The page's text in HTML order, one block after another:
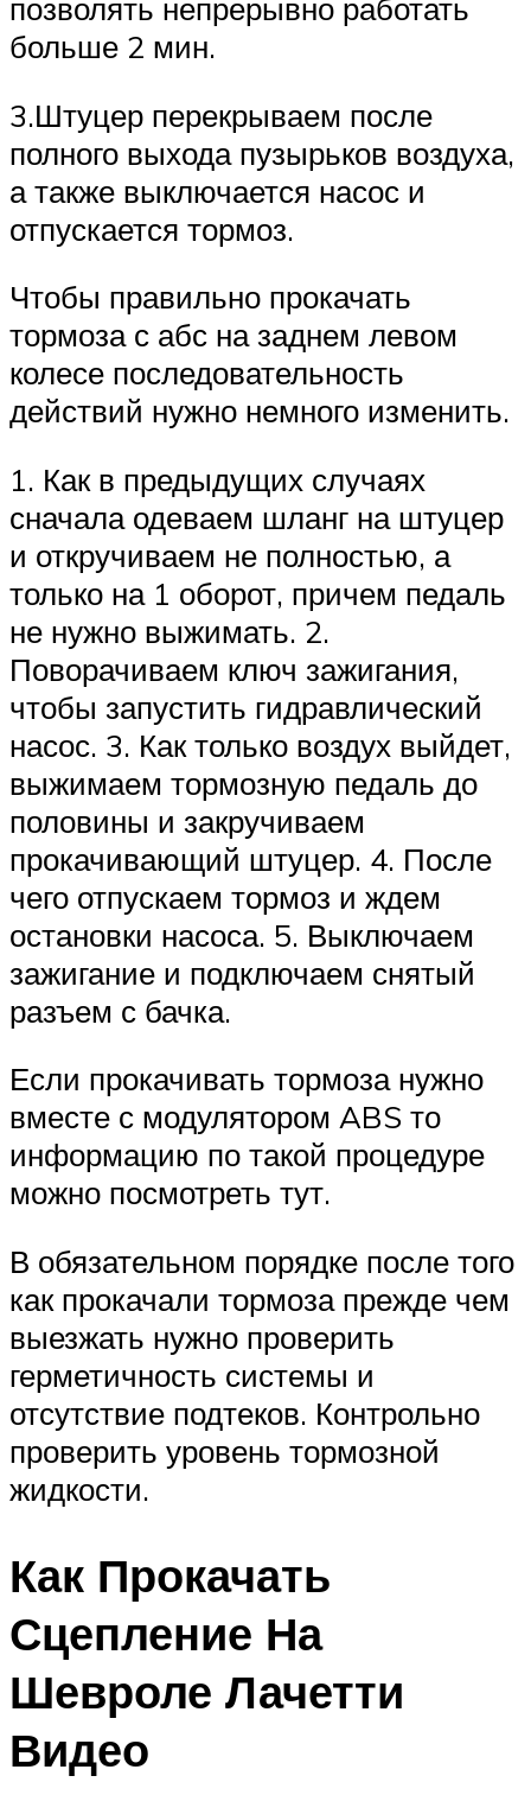
позволять непрерывно работать
больше 2 мин.
3.Штуцер перекрываем после
полного выхода пузырьков воздуха,
а также выключается насос и
отпускается тормоз.
Чтобы правильно прокачать
тормоза с абс на заднем левом
колесе последовательность
действий нужно немного изменить.
1. Как в предыдущих случаях
сначала одеваем шланг на штуцер
и откручиваем не полностью, а
только на 1 оборот, причем педаль
не нужно выжимать. 2.
Поворачиваем ключ зажигания,
чтобы запустить гидравлический
насос. 3. Как только воздух выйдет,
выжимаем тормозную педаль до
половины и закручиваем
прокачивающий штуцер. 4. После
чего отпускаем тормоз и ждем
остановки насоса. 5. Выключаем
зажигание и подключаем снятый
разъем с бачка.
Если прокачивать тормоза нужно
вместе с модулятором ABS то
информацию по такой процедуре
можно посмотреть тут.
В обязательном порядке после того
как прокачали тормоза прежде чем
выезжать нужно проверить
герметичность системы и
отсутствие подтеков. Контрольно
проверить уровень тормозной
жидкости.
Как Прокачать
Сцепление На
Шевроле Лачетти
Видео